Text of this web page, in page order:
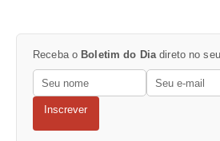
Receba o Boletim do Dia direto no
Inscrever